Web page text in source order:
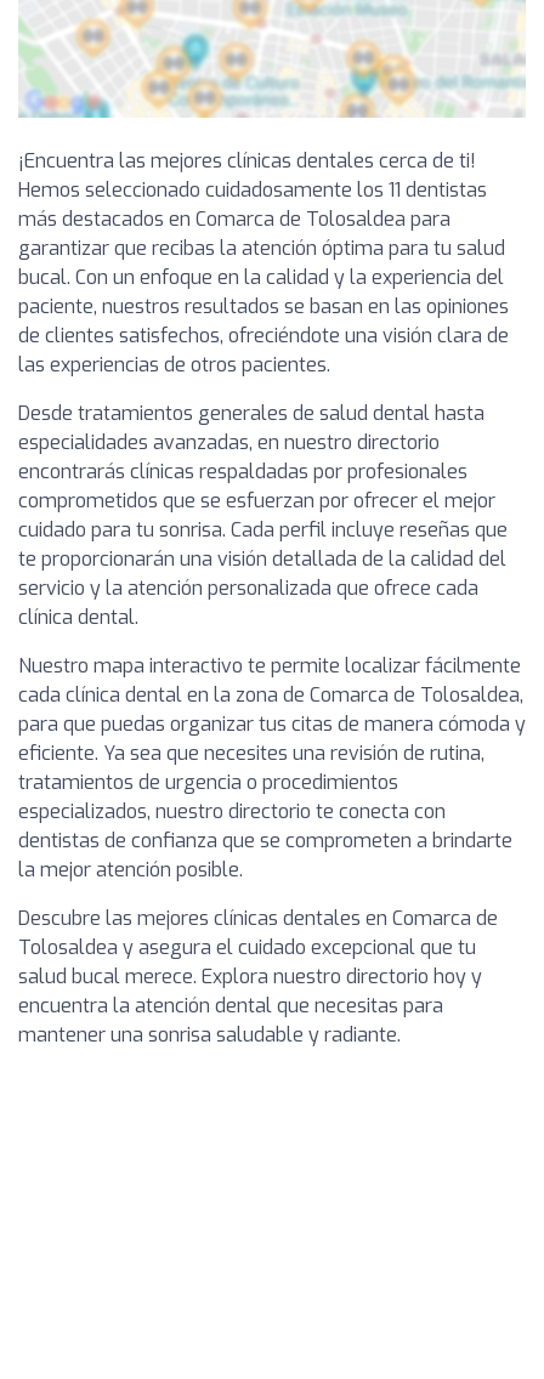
¡Encuentra las mejores clínicas dentales cerca de ti!
Hemos seleccionado cuidadosamente los 11 dentistas
más destacados en Comarca de Tolosaldea para
garantizar que recibas la atención óptima para tu salud
bucal. Con un enfoque en la calidad y la experiencia del
paciente, nuestros resultados se basan en las opiniones
de clientes satisfechos, ofreciéndote una visión clara de
las experiencias de otros pacientes.
Desde tratamientos generales de salud dental hasta
especialidades avanzadas, en nuestro directorio
encontrarás clínicas respaldadas por profesionales
comprometidos que se esfuerzan por ofrecer el mejor
cuidado para tu sonrisa. Cada perfil incluye reseñas que
te proporcionarán una visión detallada de la calidad del
servicio y la atención personalizada que ofrece cada
clínica dental.
Nuestro mapa interactivo te permite localizar fácilmente
cada clínica dental en la zona de Comarca de Tolosaldea,
para que puedas organizar tus citas de manera cómoda y
eficiente. Ya sea que necesites una revisión de rutina,
tratamientos de urgencia o procedimientos
especializados, nuestro directorio te conecta con
dentistas de confianza que se comprometen a brindarte
la mejor atención posible.
Descubre las mejores clínicas dentales en Comarca de
Tolosaldea y asegura el cuidado excepcional que tu
salud bucal merece. Explora nuestro directorio hoy y
encuentra la atención dental que necesitas para
mantener una sonrisa saludable y radiante.